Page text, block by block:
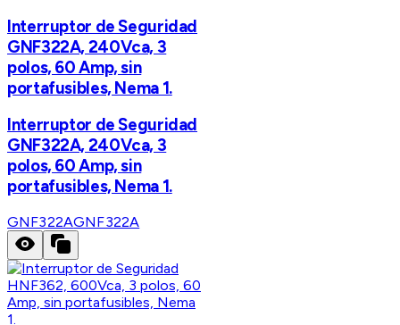
Interruptor de Seguridad
GNF322A, 240Vca, 3
polos, 60 Amp, sin
portafusibles, Nema 1.
Interruptor de Seguridad
GNF322A, 240Vca, 3
polos, 60 Amp, sin
portafusibles, Nema 1.
GNF322AGNF322A